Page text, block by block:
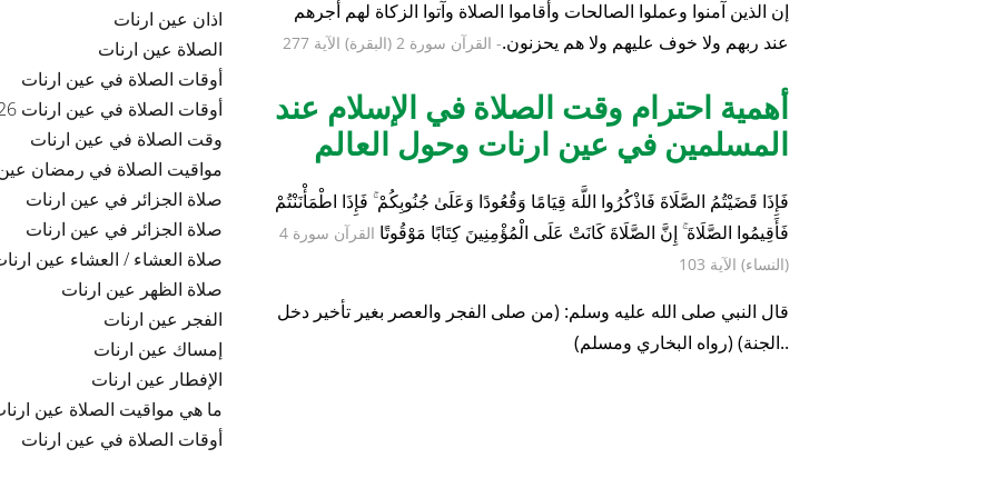
عمليات البحث
في عين ارنات
اذان عين ارنات
الصلاة عين ارنات
أوقات الصلاة في عين ارنات
أوقات الصلاة في عين ارنات 2026
وقت الصلاة في عين ارنات
أهمية الصلاة في الإسلام للمسلمين في
عين ارنات وحول العالم
إن الذين آمنوا وعملوا الصالحات وأقاموا الصلاة وآتوا الزكاة لهم أجرهم
عند ربهم ولا خوف عليهم ولا هم يحزنون.